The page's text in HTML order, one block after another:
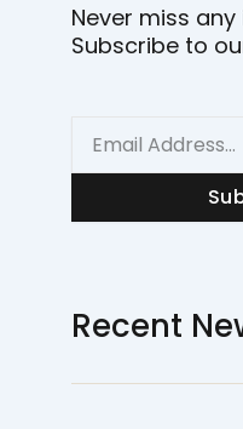
Never miss
Subscribe to
Recent